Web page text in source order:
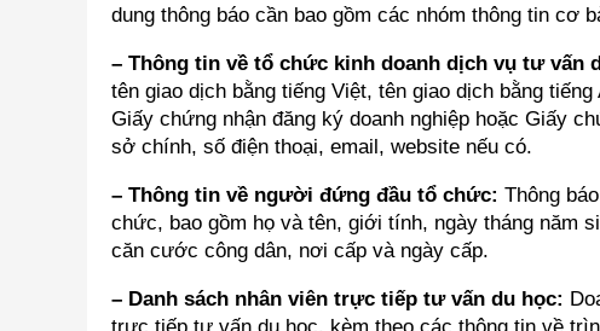
dung thông báo cần bao gồm các nhóm thông tin cơ
– Thông tin về tổ chức kinh doanh dịch vụ tư vấn
tên giao dịch bằng tiếng Việt, tên giao dịch bằng
Giấy chứng nhận đăng ký doanh nghiệp hoặc Giấy
sở chính, số điện thoại, email, website nếu có.
– Thông tin về người đứng đầu tổ chức: Thông
chức, bao gồm họ và tên, giới tính, ngày tháng năm
căn cước công dân, nơi cấp và ngày cấp.
– Danh sách nhân viên trực tiếp tư vấn du học: